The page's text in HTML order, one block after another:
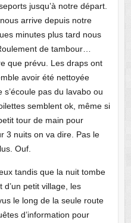
jusqu’à notre départ.
arrive depuis notre
minutes plus tard nous
de tambour…
que prévu. Les draps ont
avoir été nettoyée
s’écoule pas du lavabo ou
semblent ok, même si
tour de main pour
3 nuits on va dire. Pas le
Ouf.
tandis que la nuit tombe
d’un petit village, les
le long de la seule route
d’information pour